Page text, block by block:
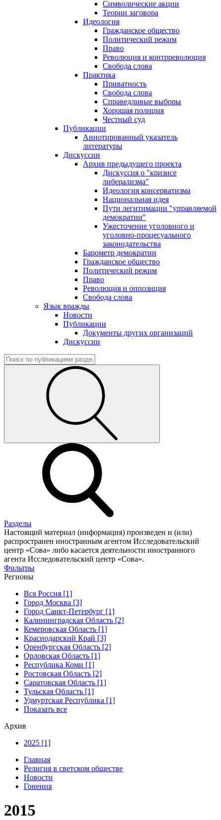
Символические акции
Теории заговора
Идеология
Гражданское общество
Политический режим
Право
Революция и контрреволюция
Свобода слова
Практика
Приватность
Свобода слова
Справедливые выборы
Хорошая полиция
Честный суд
Публикации
Аннотированный указатель
литературы
Дискуссии
Архив предыдущего проекта
Дискуссия о "кризисе
либерализма"
Идеология консерватизма
Национальная идея
Пути легитимации "управляемой
демократии"
Ужесточение уголовного и
уголовно-процесуального
законодательства
Барометр демократии
Гражданское общество
Политический режим
Право
Революция и оппозиция
Свобода слова
Язык вражды
Новости
Публикации
Документы других организаций
Дискуссии
Разделы
Настоящий материал (информация) произведен и (или)
распространен иностранным агентом Исследовательский
центр «Сова» либо касается деятельности иностранного
агента Исследовательский центр «Сова».
Фильтры
Регионы
Вся Россия [1]
Город Москва [3]
Город Санкт-Петербург [1]
Калининградская Область [2]
Кемеровская Область [1]
Краснодарский Край [3]
Оренбургская Область [2]
Орловская Область [1]
Республика Коми [1]
Ростовская Область [2]
Саратовская Область [1]
Тульская Область [1]
Удмуртская Республика [1]
Показать все
Архив
2025 [1]
Главная
Религия в светском обществе
Новости
Гонения
2015